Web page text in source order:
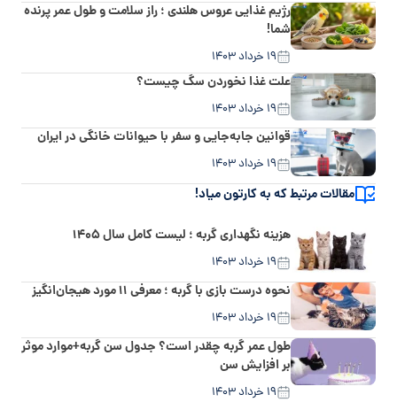
رژیم غذایی عروس هلندی ؛ راز سلامت و طول عمر پرنده
شما!
۱۹ خرداد ۱۴۰۳
علت غذا نخوردن سگ چیست؟
۱۹ خرداد ۱۴۰۳
قوانین جابه‌جایی و سفر با حیوانات خانگی در ایران
۱۹ خرداد ۱۴۰۳
مقالات مرتبط که به کارتون میاد!
هزینه نگهداری گربه ؛ لیست کامل سال ۱۴۰۵
۱۹ خرداد ۱۴۰۳
نحوه درست بازی با گربه ؛ معرفی ۱۱ مورد هیجان‌انگیز
۱۹ خرداد ۱۴۰۳
طول عمر گربه چقدر است؟ جدول سن گربه+موارد موثر
بر افزایش سن
۱۹ خرداد ۱۴۰۳